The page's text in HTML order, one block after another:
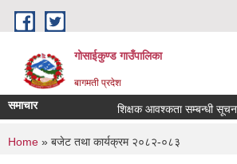
Skip to main content
गोसाईकुण्ड गाउँपालिका
बागमती प्रदेश
समाचार शिक्षक आवश्कता सम्बन्धी सूचना ।
You are here
Home » बजेट तथा कार्यक्रम २०८२-०८३